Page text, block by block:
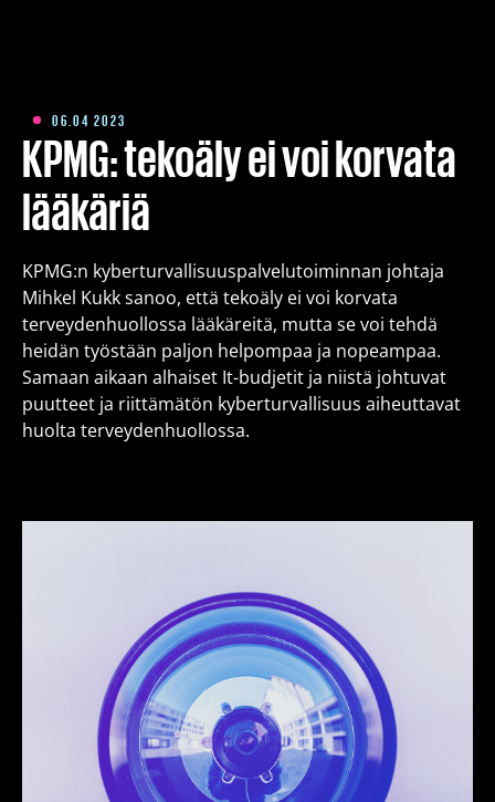
Pakettiratkaisut
Meistä
Kirjoitukset
Yhteystiedot
Est Eng Fin
06.04 2023
KPMG: tekoäly ei voi korvata
lääkäriä
KPMG:n kyberturvallisuuspalvelutoiminnan johtaja
Mihkel Kukk sanoo, että tekoäly ei voi korvata
terveydenhuollossa lääkäreitä, mutta se voi tehdä
heidän työstään paljon helpompaa ja nopeampaa.
Samaan aikaan alhaiset It-budjetit ja niistä johtuvat
puutteet ja riittämätön kyberturvallisuus aiheuttavat
huolta terveydenhuollossa.